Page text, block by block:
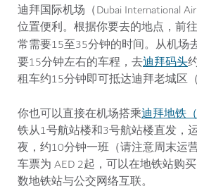
迪拜国际机场（Dubai International
位置便利。根据你要去的地点，前
常需要15至35分钟的时间。从机场
要15分钟左右的车程，去迪拜码头
租车约15分钟即可抵达迪拜老城区（
你也可以直接在机场搭乘迪拜地铁
铁从1号航站楼和3号航站楼直发，
夜，约10分钟一班（请注意周末运
车票为 AED 2起，可以在地铁站购
数地铁站与公交网络互联。